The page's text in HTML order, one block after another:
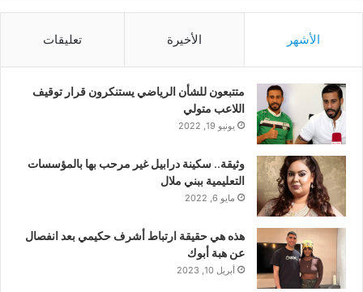
الأشهر الأخيرة تعليقات
متتبعون للشأن الرياضي يستنكرون قرار توقيف
اللاعب متولي
يونيو 19, 2022
وثيقة.. سكينة درابيل غير مرحب بها بالمؤسسات
التعليمية ببني ملال
مايو 6, 2022
هذه هي حقيقة ارتباط أشرف حكيمي بعد انفصال
عن هبة أبوك
أبريل 10, 2023